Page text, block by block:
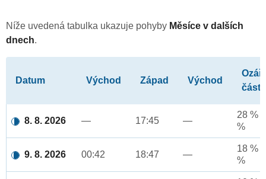
Níže uvedená tabulka ukazuje pohyby Měsíce v dalších
dnech.
Datum Východ Západ Východ
část
8. 8. 2026 — 17:45 —
28 %
%
9. 8. 2026 00:42 18:47 —
18 %
%